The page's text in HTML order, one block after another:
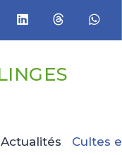
Actualités Cultes